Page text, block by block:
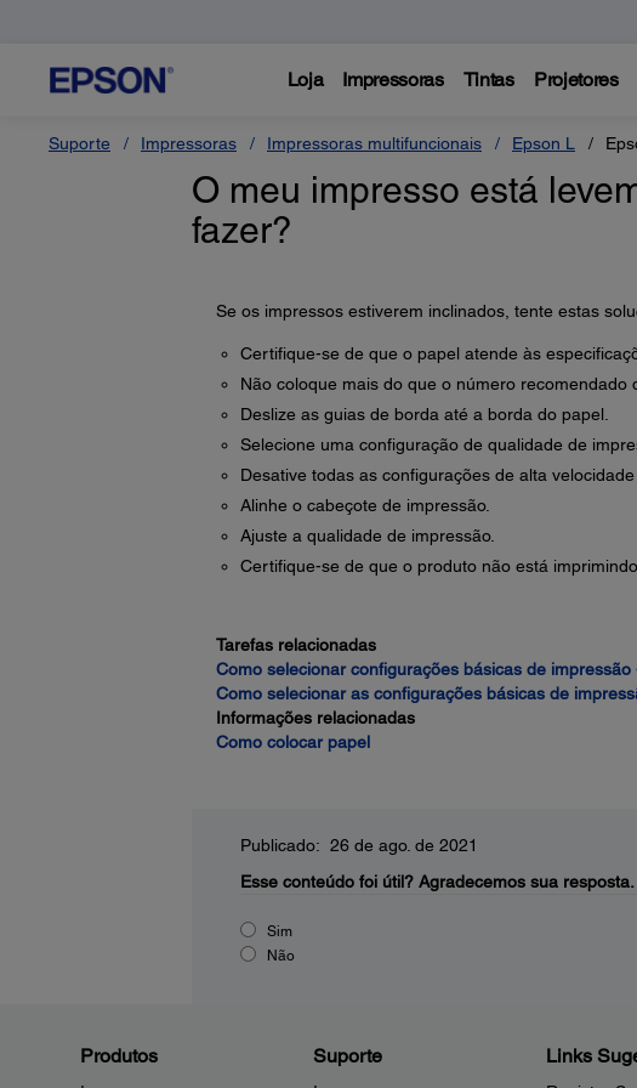
Loja Impressoras Tintas Projetores
Suporte Impressoras Impressoras multifuncionais Epson L
O meu impresso está
fazer?
Se os impressos estiverem inclinados, tente estas
Certifique-se de que o papel atende às
Não coloque mais do que o número recomendado
Deslize as guias de borda até a borda do papel.
Selecione uma configuração de qualidade de
Desative todas as configurações de alta
Alinhe o cabeçote de impressão.
Ajuste a qualidade de impressão.
Certifique-se de que o produto não está
Tarefas relacionadas
Como selecionar configurações básicas de impressão
Como selecionar as configurações básicas de
Informações relacionadas
Como colocar papel
Publicado: 26 de ago. de 2021
Esse conteúdo foi útil? Agradecemos sua resposta.
Sim
Não
Produtos Suporte Links